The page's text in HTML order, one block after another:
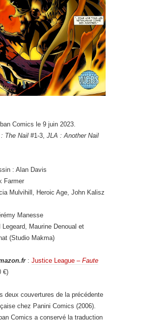
Comics le 9 juin 2023.
The Nail #1-3, JLA : Another Nail
: Alan Davis
Farmer
Mulvihill, Heroic Age, John Kalisz
Manesse
Legeard, Maurine Denoual et
(Studio Makma)
: Justice League – Faute
€)
deux couvertures de la précédente
chez Panini Comics (2006).
Comics a conservé la traduction